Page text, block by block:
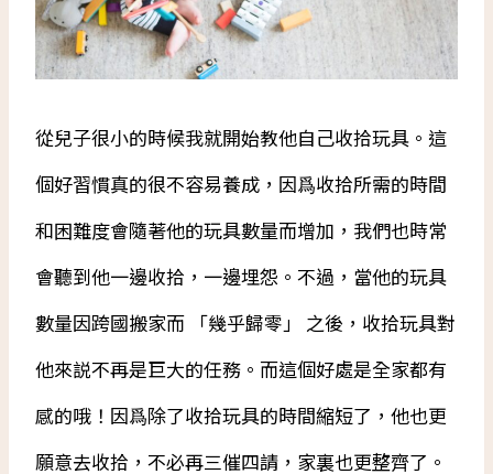
從兒子很小的時候我就開始教他自己收拾玩具。這
個好習慣真的很不容易養成，因爲收拾所需的時間
和困難度會隨著他的玩具數量而增加，我們也時常
會聽到他一邊收拾，一邊埋怨。不過，當他的玩具
數量因跨國搬家而 「幾乎歸零」 之後，收拾玩具對
他來説不再是巨大的任務。而這個好處是全家都有
感的哦！因爲除了收拾玩具的時間縮短了，他也更
願意去收拾，不必再三催四請，家裏也更整齊了。